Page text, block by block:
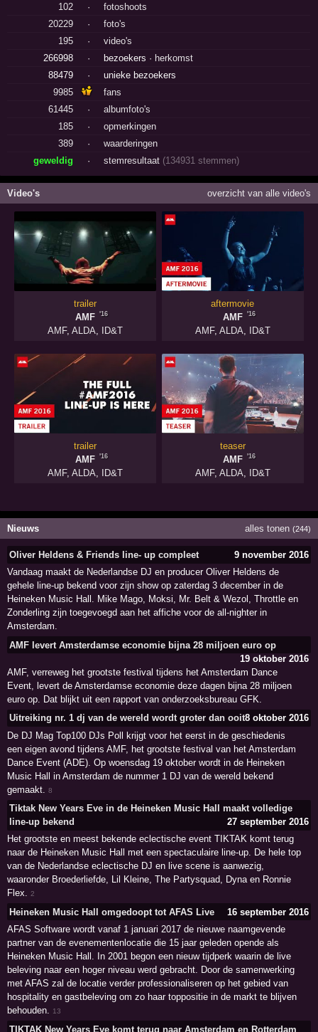
102
·
fotoshoots
20229
·
foto's
195
·
video's
266998
· bezoekers · herkomst
88479
·
unieke bezoekers
9985
fans
61445
·
albumfoto's
185
·
opmerkingen
389
·
waarderingen
geweldig
· stemresultaat (134931 stemmen)
Video's overzicht van alle video's
trailer
AMF
'16
AMF,ALDA, ID&T
aftermovie
AMF
'16
AMF, ALDA, ID&T
trailer
AMF
'16
AMF,ALDA, ID&T
teaser
AMF
'16
AMF, ALDA, ID&T
Nieuws alles tonen (244)
Oliver Heldens & Friends line- up compleet
9 november 2016
Vandaag maakt de Nederlandse DJ en producer Oliver Heldens de
gehele line-up bekend voor zijn show op zaterdag 3 december in de
Heineken Music Hall. Mike Mago, Moksi, Mr. Belt & Wezol, Throttle en
Zonderling zijn toegevoegd aan het affiche voor de all-nighter in
Amsterdam.
AMF levert Amsterdamse economie bijna 28 miljoen euro op
19 oktober 2016
AMF, verreweg het grootste festival tijdens het Amsterdam Dance
Event, levert de Amsterdamse economie deze dagen bijna 28 miljoen
euro op. Dat blijkt uit een rapport van onderzoeksbureau GFK.
Uitreiking nr. 1 dj van de wereld wordt groter dan ooit8 oktober 2016
De DJ Mag Top100 DJs Poll krijgt voor het eerst in de geschiedenis
een eigen avond tijdens AMF, het grootste festival van het Amsterdam
Dance Event (ADE). Op woensdag 19 oktober wordt in de Heineken
Music Hall in Amsterdam de nummer 1 DJ van de wereld bekend
gemaakt.8
Tiktak New Years Eve in de Heineken Music Hall maakt volledige
line-up bekend
27 september 2016
Het grootste en meest bekende eclectische event TIKTAK komt terug
naar de Heineken Music Hall met een spectaculaire line-up. De hele top
van de Nederlandse eclectische DJ en live scene is aanwezig,
waaronder Broederliefde, Lil Kleine, The Partysquad, Dyna en Ronnie
Flex.2
Heineken Music Hall omgedoopt tot AFAS Live
16 september 2016
AFAS Software wordt vanaf 1 januari 2017 de nieuwe naamgevende
partner van de evenementenlocatie die 15 jaar geleden opende als
Heineken Music Hall. In 2001 begon een nieuw tijdperk waarin de live
beleving naar een hoger niveau werd gebracht. Door de samenwerking
met AFAS zal de locatie verder professionaliseren op het gebied van
hospitality en gastbeleving om zo haar toppositie in de markt te blijven
behouden. 13
TIKTAK New Years Eve komt terug naar Amsterdam en Rotterdam